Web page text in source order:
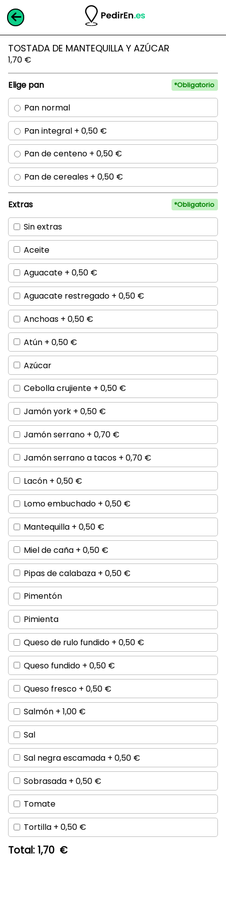
TOSTADA DE MANTEQUILLA Y AZÚCAR
1,70 €
Elige pan
Pan normal
Pan integral +0,50 €
Pan de centeno +0,50 €
Pan de cereales +0,50 €
Extras
Sin extras
Aceite
Aguacate +0,50 €
Aguacate restregado +0,50 €
Anchoas +0,50 €
Atún +0,50 €
Azúcar
Cebolla crujiente +0,50 €
Jamón york +0,50 €
Jamón serrano +0,70 €
Jamón serrano a tacos +0,70 €
Lacón +0,50 €
Lomo embuchado +0,50 €
Mantequilla +0,50 €
Miel de caña +0,50 €
Pipas de calabaza +0,50 €
Pimentón
Pimienta
Queso de rulo fundido +0,50 €
Queso fundido +0,50 €
Queso fresco +0,50 €
Salmón +1,00 €
Sal
Sal negra escamada +0,50 €
Sobrasada +0,50 €
Tomate
Tortilla +0,50 €
Total: 1,70 €